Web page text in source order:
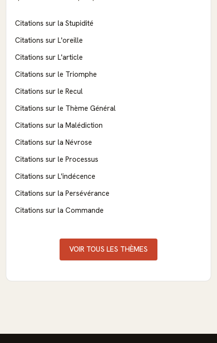
Citations sur la Stupidité
Citations sur L'oreille
Citations sur L'article
Citations sur le Triomphe
Citations sur le Recul
Citations sur le Thème Général
Citations sur la Malédiction
Citations sur la Névrose
Citations sur le Processus
Citations sur L'indécence
Citations sur la Persévérance
Citations sur la Commande
VOIR TOUS LES THÈMES